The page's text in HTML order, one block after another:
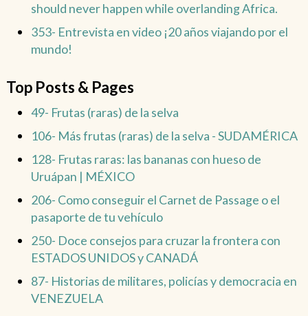
should never happen while overlanding Africa.
353- Entrevista en video ¡20 años viajando por el
mundo!
Top Posts & Pages
49- Frutas (raras) de la selva
106- Más frutas (raras) de la selva - SUDAMÉRICA
128- Frutas raras: las bananas con hueso de
Uruápan | MÉXICO
206- Como conseguir el Carnet de Passage o el
pasaporte de tu vehículo
250- Doce consejos para cruzar la frontera con
ESTADOS UNIDOS y CANADÁ
87- Historias de militares, policías y democracia en
VENEZUELA